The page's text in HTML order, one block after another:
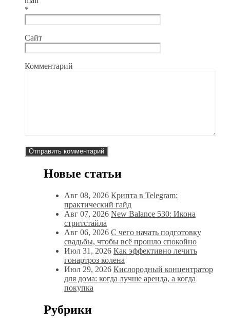
*
Сайт
Комментарий
Новые статьи
Авг 08, 2026 Крипта в Telegram:
практический гайд
Авг 07, 2026 New Balance 530: Икона
стритстайла
Авг 06, 2026 С чего начать подготовку
свадьбы, чтобы всё прошло спокойно
Июл 31, 2026 Как эффективно лечить
гонартроз колена
Июл 29, 2026 Кислородный концентратор
для дома: когда лучше аренда, а когда
покупка
Рубрики